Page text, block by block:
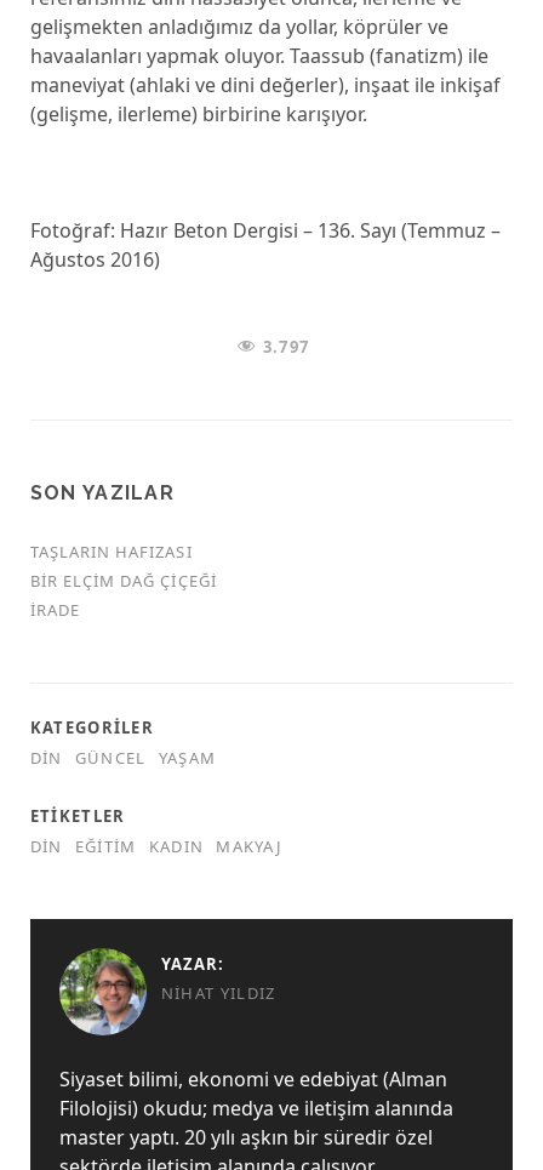
gelişmekten anladığımız da yollar, köprüler ve
havaalanları yapmak oluyor. Taassub (fanatizm) ile
maneviyat (ahlaki ve dini değerler), inşaat ile inkişaf
(gelişme, ilerleme) birbirine karışıyor.
Fotoğraf: Hazır Beton Dergisi – 136. Sayı (Temmuz –
Ağustos 2016)
3.797
SON YAZILAR
TAŞLARIN HAFIZASI
BIR ELÇIM DAĞ ÇIÇEĞI
İRADE
KATEGORILER
DIN
GÜNCEL YAŞAM
ETIKETLER
DIN
EĞITIM KADIN MAKYAJ
YAZAR:
NIHAT YILDIZ
Siyaset bilimi, ekonomi ve edebiyat (Alman
Filolojisi) okudu; medya ve iletişim alanında
master yaptı. 20 yılı aşkın bir süredir özel